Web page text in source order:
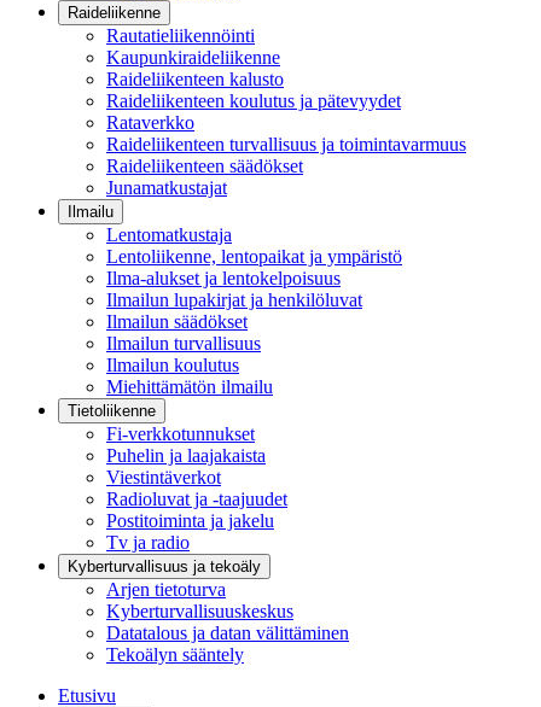
Raideliikenne
Rautatieliikennöinti
Kaupunkiraideliikenne
Raideliikenteen kalusto
Raideliikenteen koulutus ja pätevyydet
Rataverkko
Raideliikenteen turvallisuus ja toimintavarmuus
Raideliikenteen säädökset
Junamatkustajat
Ilmailu
Lentomatkustaja
Lentoliikenne, lentopaikat ja ympäristö
Ilma-alukset ja lentokelpoisuus
Ilmailun lupakirjat ja henkilöluvat
Ilmailun säädökset
Ilmailun turvallisuus
Ilmailun koulutus
Miehittämätön ilmailu
Tietoliikenne
Fi-verkkotunnukset
Puhelin ja laajakaista
Viestintäverkot
Radioluvat ja -taajuudet
Postitoiminta ja jakelu
Tv ja radio
Kyberturvallisuus ja tekoäly
Arjen tietoturva
Kyberturvallisuuskeskus
Datatalous ja datan välittäminen
Tekoälyn sääntely
Etusivu